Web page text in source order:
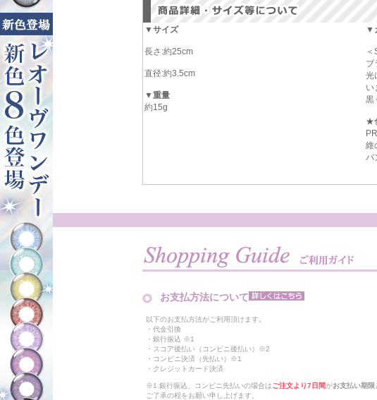
▼サイズ
長さ:約25cm
直径:約3.5cm
▼重量
約15g
▼
ブ
光
い
黒
★
維
バ
お支払方法について
以下のお支払方法がご利用頂けます。
・代金引換
・銀行振込 ※1
・スコア後払い（コンビニ後払い）※2
・コンビニ決済（先払い）※1
・クレジットカード決済
※1.銀行振込、コンビニ先払いの場合はご注文より7日間がお支払い期限
ご了承の程をお願い申し上げます。